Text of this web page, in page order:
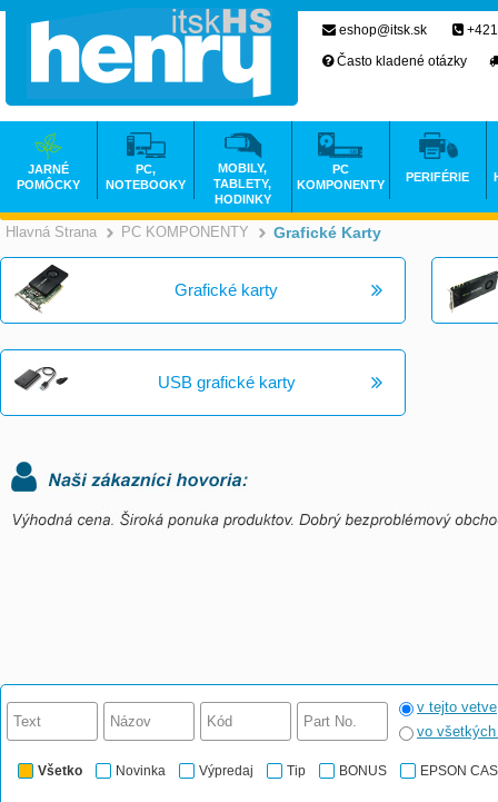
Hlavná Strana >
PC KOMPONENTY >
Grafické Karty
Grafické karty
USB grafické karty
v tejto vetve
vo
Všetko Novinka Výpredaj Tip BONUS EPSON
eshop@itsk.sk
Často kladené otázky
JARNÉ
POMÔCKY
PC,
NOTEBOOKY
MOBILY,
TABLETY,
HODINKY
PC
KOMPONENTY
PERIFÉRIE